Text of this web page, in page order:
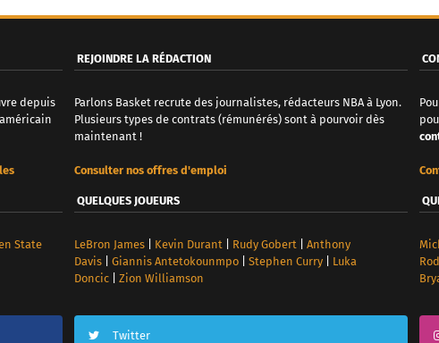
depuis
REJOINDRE LA RÉDACTION
Parlons Basket recrute des journalistes, rédacteurs NBA à Lyon.
Plusieurs types de contrats (rémunérés) sont à pourvoir dès
maintenant !
Consulter nos offres d'emploi
State
QUELQUES JOUEURS
LeBron James| Kevin Durant Rudy Gobert
Anthony
Davis| Giannis Antetokounmpo| Stephen Curry| Luka
Doncic| Zion Williamson
Twitter